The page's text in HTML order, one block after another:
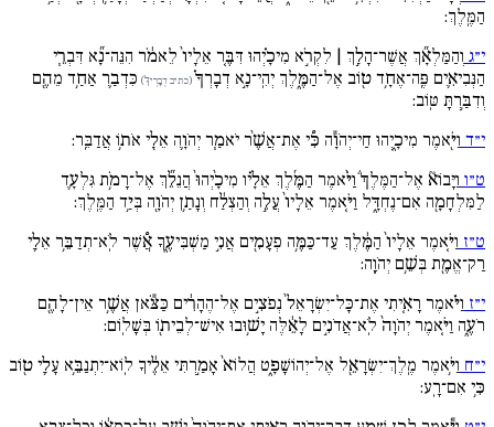
הַמֶּֽלֶךְ:
י״ג וְהַמַּלְאָ֞ךְ אֲשֶׁר־הָלַ֣ךְ | לִקְרֹ֣א מִיכָ֗יְהוּ דִּבֶּ֚ר אֵלָיו֙ לֵאמֹ֔ר הִנֵּה־נָ֞א דִּבְרֵ֧י
הַנְּבִיאִ֛ים פֶּֽה־אֶחָ֥ד ט֖וֹב אֶל־הַמֶּ֑לֶךְ יְהִֽי־נָ֣א דְבָרְךָ֗ (כתיב דְבָרְיךָ֗) כִּדְבַ֛ר אַחַ֥ד מֵהֶ֖ם
וְדִבַּ֥רְתָּ טּֽוֹב:
י״ד וַיֹּ֖אמֶר מִיכָ֑יְהוּ חַי־יְהֹוָ֕ה כִּ֠י אֶת־אֲשֶׁ֨ר יֹאמַ֧ר יְהֹוָ֛ה אֵלַ֖י אֹת֥וֹ אֲדַבֵּֽר:
ט״ו וַיָּבוֹא֘ אֶל־הַמֶּלֶךְ֒ וַיֹּ֨אמֶר הַמֶּ֜לֶךְ אֵלָ֗יו מִיכָ֙יְהוּ֙ הֲנֵלֵ֞ךְ אֶל־רָמֹ֥ת גִּלְעָ֛ד
לַמִּלְחָמָ֖ה אִם־נֶחְדָּ֑ל וַיֹּ֚אמֶר אֵלָיו֙ עֲלֵ֣ה וְהַצְלַ֔ח וְנָתַ֥ן יְהֹוָ֖ה בְּיַ֥ד הַמֶּֽלֶךְ:
ט״ז וַיֹּ֚אמֶר אֵלָיו֙ הַמֶּ֔לֶךְ עַד־כַּמֶּ֥ה פְעָמִ֖ים אֲנִ֣י מַשְׁבִּיעֶ֑ךָ אֲ֠שֶׁר לֹֽא־תְדַבֵּ֥ר אֵלַ֛י
רַק־אֱמֶ֖ת בְּשֵׁ֥ם יְהֹוָֽה:
י״ז וַיֹּ֗אמֶר רָאִ֚יתִי אֶת־כָּל־יִשְׂרָאֵל֙ נְפֹצִ֣ים אֶל־הֶהָרִ֔ים כַּצֹּ֕אן אֲשֶׁ֥ר אֵין־לָהֶ֖ם
רֹעֶ֑ה וַיֹּ֚אמֶר יְהֹוָה֙ לֹֽא־אֲדֹנִ֣ים לָאֵ֔לֶּה יָשׁ֥וּבוּ אִישׁ־לְבֵית֖וֹ בְּשָׁלֽוֹם:
י״ח וַיֹּ֥אמֶר מֶֽלֶךְ־יִשְׂרָאֵ֖ל אֶל־יְהוֹשָׁפָ֑ט הֲלוֹא֙ אָמַ֣רְתִּי אֵלֶ֔יךָ לֽוֹא־יִתְנַבֵּ֥א עָלַ֛י ט֖וֹב
כִּ֥י אִם־רָֽע: